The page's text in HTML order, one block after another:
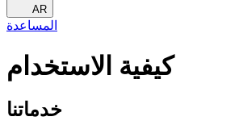
AR
المساعدة
كيفية الاستخدام
خدماتنا